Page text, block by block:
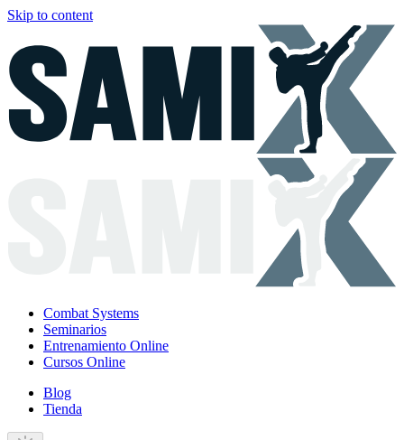
Skip to content
Combat Systems
Seminarios
Entrenamiento Online
Cursos Online
Blog
Tienda